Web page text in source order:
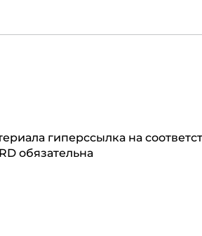
гиперссылка на
обязательна